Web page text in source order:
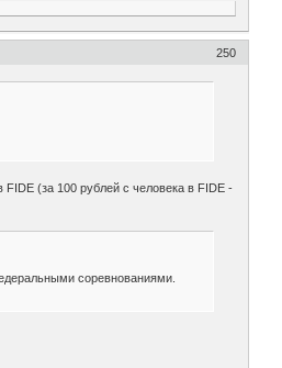
250
FIDE (за 100 рублей с человека в FIDE -
соревнованиями.